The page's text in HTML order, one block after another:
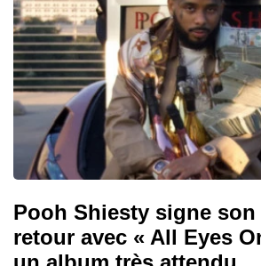
Pooh Shiesty signe son
retour avec « All Eyes